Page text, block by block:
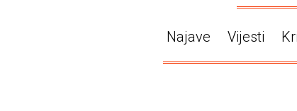
Najave Vijesti